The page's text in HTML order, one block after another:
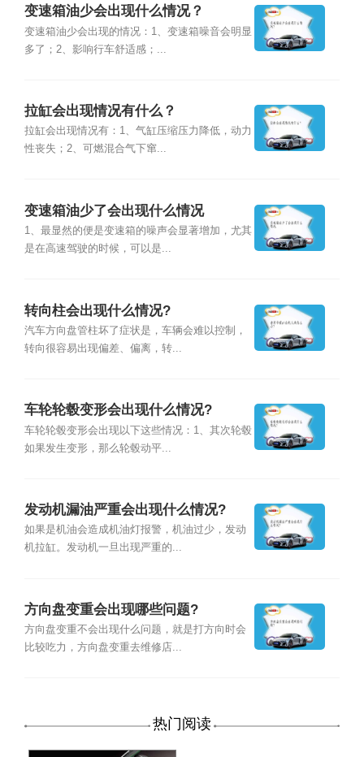
变速箱油少会出现什么情况？
变速箱油少会出现的情况：1、变速箱噪音会明显
多了；2、影响行车舒适感；...
拉缸会出现情况有什么？
拉缸会出现情况有：1、气缸压缩压力降低，动力
性丧失；2、可燃混合气下窜...
变速箱油少了会出现什么情况
1、最显然的便是变速箱的噪声会显著增加，尤其
是在高速驾驶的时候，可以是...
转向柱会出现什么情况?
汽车方向盘管柱坏了症状是，车辆会难以控制，
转向很容易出现偏差、偏离，转...
车轮轮毂变形会出现什么情况?
车轮轮毂变形会出现以下这些情况：1、其次轮毂
如果发生变形，那么轮毂动平...
发动机漏油严重会出现什么情况?
如果是机油会造成机油灯报警，机油过少，发动
机拉缸。发动机一旦出现严重的...
方向盘变重会出现哪些问题?
方向盘变重不会出现什么问题，就是打方向时会
比较吃力，方向盘变重去维修店...
热门阅读